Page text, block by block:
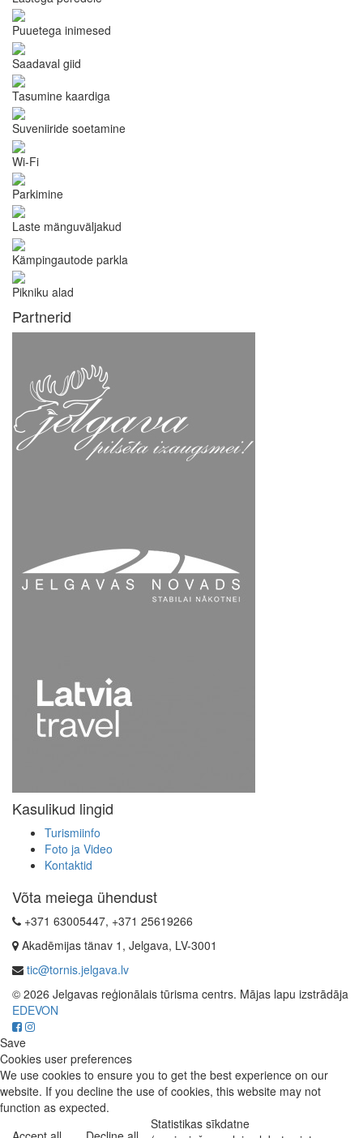
Puuetega inimesed
Saadaval giid
Tasumine kaardiga
Suveniiride soetamine
Wi-Fi
Parkimine
Laste mänguväljakud
Kämpingautode parkla
Pikniku alad
Partnerid
Kasulikud lingid
Turismiinfo
Foto ja Video
Kontaktid
Võta meiega ühendust
+371 63005447, +371 25619266
Akadēmijas tänav 1, Jelgava, LV-3001
tic@tornis.jelgava.lv
© 2026 Jelgavas reģionālais tūrisma centrs. Mājas lapu izstrādāja
EDEVON
Save
Cookies user preferences
We use cookies to ensure you to get the best experience on our
website. If you decline the use of cookies, this website may not
function as expected.
Statistikas sīkdatne